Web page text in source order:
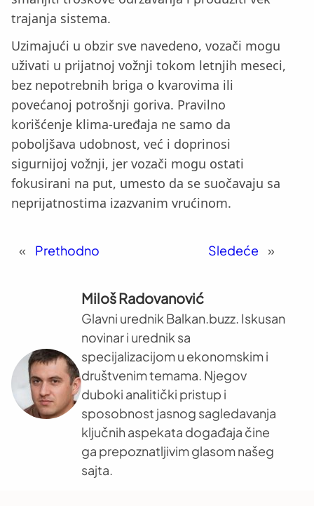
trajanja sistema.
Uzimajući u obzir sve navedeno, vozači mogu
uživati u prijatnoj vožnji tokom letnjih meseci,
bez nepotrebnih briga o kvarovima ili
povećanoj potrošnji goriva. Pravilno
korišćenje klima-uređaja ne samo da
poboljšava udobnost, već i doprinosi
sigurnijoj vožnji, jer vozači mogu ostati
fokusirani na put, umesto da se suočavaju sa
neprijatnostima izazvanim vrućinom.
« Prethodno Sledeće »
Miloš Radovanović
Glavni urednik Balkan.buzz. Iskusan
novinar i urednik sa
specijalizacijom u ekonomskim i
društvenim temama. Njegov
duboki analitički pristup i
sposobnost jasnog sagledavanja
ključnih aspekata događaja čine
ga prepoznatljivim glasom našeg
sajta.